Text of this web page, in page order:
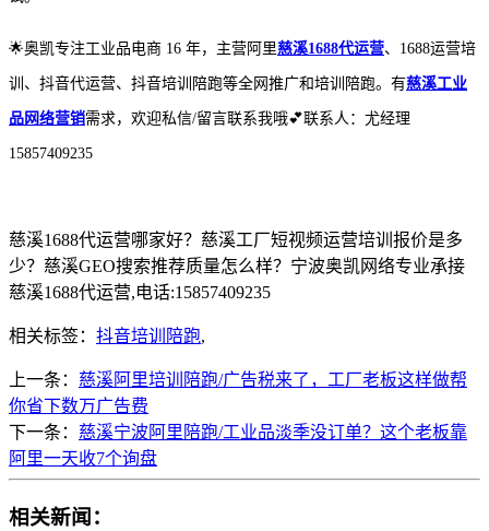
🌟奥凯专注工业品电商 16 年，主营阿里慈溪1688代运营、1688运营培
训、抖音代运营、抖音培训陪跑等全网推广和培训陪跑。有慈溪工业
品网络营销需求，欢迎私信/留言联系我哦💕联系人：尤经理
15857409235
慈溪1688代运营哪家好？慈溪工厂短视频运营培训报价是多
少？慈溪GEO搜索推荐质量怎么样？宁波奥凯网络专业承接
慈溪1688代运营,电话:15857409235
相关标签： 抖音培训陪跑,
上一条： 慈溪阿里培训陪跑/广告税来了，工厂老板这样做帮
你省下数万广告费
下一条： 慈溪宁波阿里陪跑/工业品淡季没订单？这个老板靠
阿里一天收7个询盘
相关新闻：